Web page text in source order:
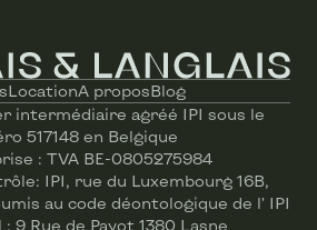
LocationA proposBlog
intermédiaire agréé IPI sous le
517148 en Belgique
: TVA BE-0805275984
IPI, rue du Luxembourg 16B,
au code déontologique de l’ IPI
9 Rue de Payot 1380 Lasne